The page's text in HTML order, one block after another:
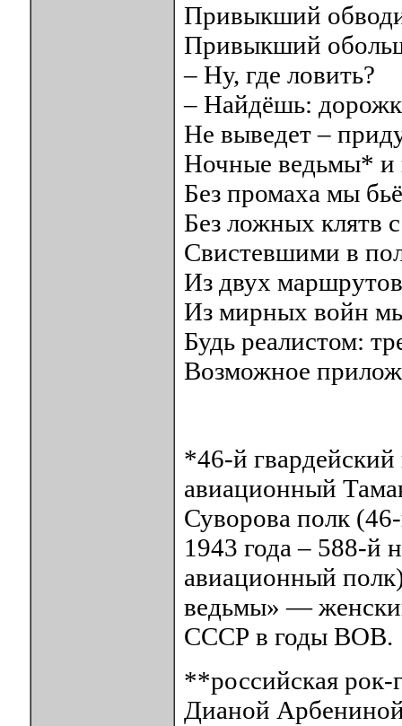
Привыкший
Привыкший
– Ну, где ловить?
– Найдёшь:
Не выведет –
Ночные ведьмы*
Без промаха мы
Без ложных клятв
Свистевшими в
Из двух
Из мирных войн
Будь реалистом:
Возможное
*46-й
авиационный
Суворова полк
1943 года – 588-й
авиационный
ведьмы» —
СССР в годы ВОВ.
**российская рок-
Дианой